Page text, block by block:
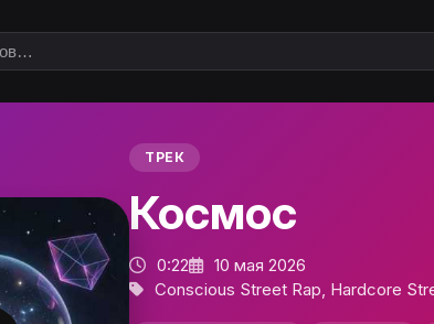
ТРЕК
Космос
0:22
10 мая 2026
Conscious Street Rap, Hardcore